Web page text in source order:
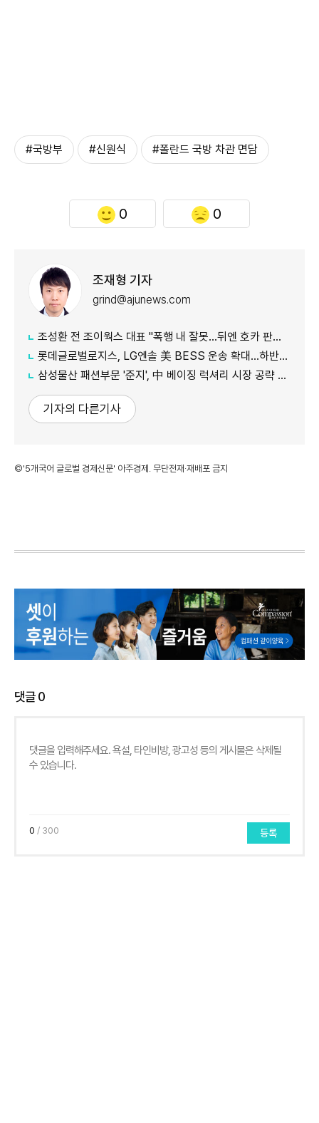
#국방부 #신원식 #폴란드 국방 차관 면담
0 0
조재형 기자
grind@ajunews.com
조성환 전 조이웍스 대표 "폭행 내 잘못…뒤엔 호카 판권 노린 세력 있어"
롯데글로벌로지스, LG엔솔 美 BESS 운송 확대…하반기 물량 3배로
삼성물산 패션부문 '준지', 中 베이징 럭셔리 시장 공략 본격화
기자의 다른기사
©'5개국어 글로벌 경제신문' 아주경제. 무단전재·재배포 금지
댓글0
0 / 300 등록